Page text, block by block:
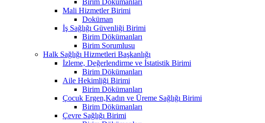
Mali Hizmetler Birimi
Doküman
İş Sağlığı Güvenliği Birimi
Birim Dökümanları
Birim Sorumlusu
Halk Sağlığı Hizmetleri Başkanlığı
İzleme, Değerlendirme ve İstatistik Birimi
Birim Dökümanları
Aile Hekimliği Birimi
Birim Dökümanları
Çocuk Ergen,Kadın ve Üreme Sağlığı Birimi
Birim Dökümanları
Çevre Sağlığı Birimi